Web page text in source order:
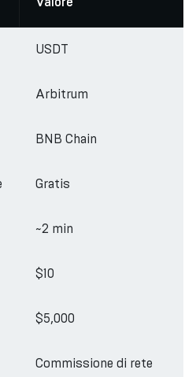
USDT
Arbitrum
BNB Chain
Gratis
~2 min
$10
$5,000
Commissione di rete